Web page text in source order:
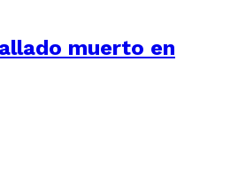
muerto en